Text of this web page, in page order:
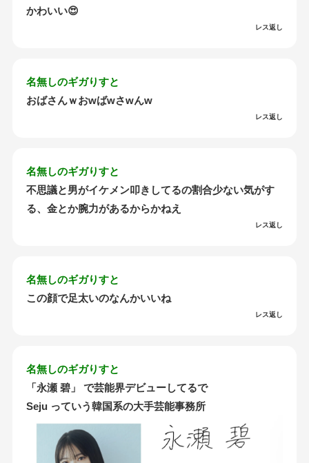
かわいい😍
レス返し
名無しのギガりすと
おばさんｗおwばwさwんw
レス返し
名無しのギガりすと
不思議と男がイケメン叩きしてるの割合少ない気がす
る、金とか腕力があるからかねえ
レス返し
名無しのギガりすと
この顔で足太いのなんかいいね
レス返し
名無しのギガりすと
「永瀬 碧」 で芸能界デビューしてるで
Seju っていう韓国系の大手芸能事務所